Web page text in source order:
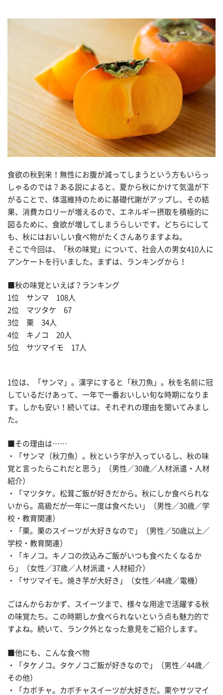
食欲の秋到来！無性にお腹が減ってしまうという方もいらっ
しゃるのでは？ある説によると、夏から秋にかけて気温が下
がることで、体温維持のために基礎代謝がアップし、その結
果、消費カロリーが増えるので、エネルギー摂取を積極的に
図るために、食欲が増してしまうらしいです。どちらにして
も、秋にはおいしい食べ物がたくさんありますよね。
そこで今回は、「秋の味覚」について、社会人の男女410人に
アンケートを行いました。まずは、ランキングから！
■秋の味覚といえば？ランキング
1位 サンマ 108人
2位 マツタケ 67
3位 栗 34人
4位 キノコ 20人
5位 サツマイモ 17人
1位は、「サンマ」。漢字にすると「秋刀魚」。秋を名前に冠
しているだけあって、一年で一番おいしい旬な時期になりま
す。しかも安い！続いては、それぞれの理由を聞いてみまし
た。
■その理由は……
・「サンマ（秋刀魚）。秋という字が入っているし、秋の味
覚と言ったらこれだと思う」（男性／30歳／人材派遣・人材
紹介）
・「マツタケ。松茸ご飯が好きだから。秋にしか食べられな
いから。高級だが一年に一度は食べたい」（男性／30歳／学
校・教育関連）
・「栗。栗のスイーツが大好きなので」（男性／50歳以上／
学校・教育関連）
・「キノコ。キノコの炊込みご飯がいつも食べたくなるか
ら」（女性／37歳／人材派遣・人材紹介）
・「サツマイモ。焼き芋が大好き」（女性／44歳／電機）
ごはんからおかず、スイーツまで、様々な用途で活躍する秋
の味覚たち。この時期しか食べられないという点も魅力的で
すよね。続いて、ランク外となった意見をご紹介します。
■他にも、こんな食べ物
・「タケノコ。タケノコご飯が好きなので」（男性／44歳／
その他）
・「カボチャ。カボチャスイーツが大好きだ。栗やサツマイ